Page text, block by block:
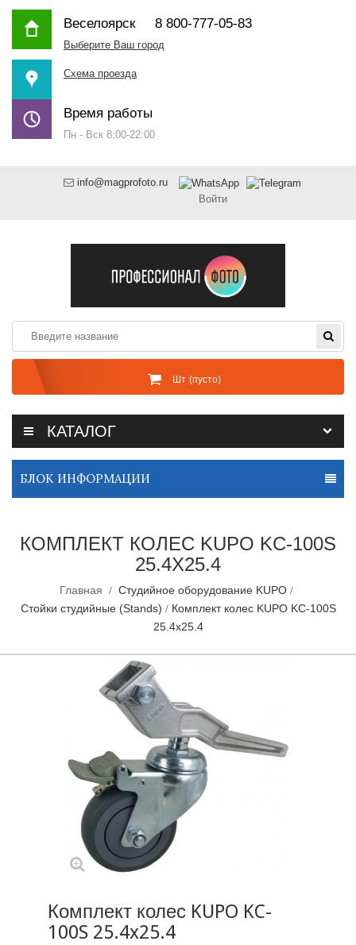
Веселоярск8 800-777-05-83
Выберите Ваш город
Схема проезда
Время работы
Пн - Вск 8:00-22:00
info@magprofoto.ru
Войти
Шт (пусто)
КАТАЛОГ
БЛОК ИНФОРМАЦИИ
КОМПЛЕКТ КОЛЕС KUPO KC-100S
25.4X25.4
Главная
Студийное оборудование KUPO
Стойки студийные (Stands)
Комплект колес KUPO KC-100S
25.4x25.4
Комплект колес KUPO KC-
100S 25.4x25.4